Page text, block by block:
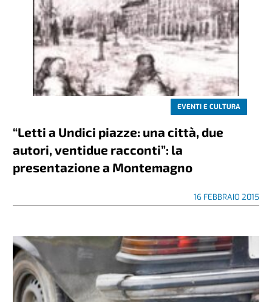
EVENTI E CULTURA
“Letti a Undici piazze: una città, due
autori, ventidue racconti”: la
presentazione a Montemagno
16 FEBBRAIO 2015